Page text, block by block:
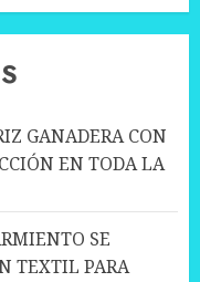
GANADERA CON
EN TODA LA
SE
TEXTIL PARA